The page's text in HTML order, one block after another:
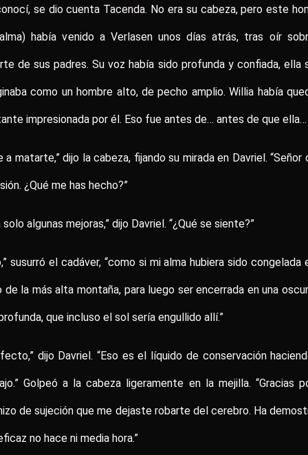
se dio cuenta Tacenda. No era su cabeza, pero este
había venido a Verlasen unos días atrás, tras oír
de sus padres. Su voz había sido profunda y confiada, ella
como un hombre alto, de pecho amplio. Willia había
impresionada por él. Eso fue antes de… antes de que ella…
a matarte,” dijo la cabeza, fijando su mirada en Davriel. “Señor
¿Qué me has hecho?”
solo algunas mejoras,” dijo Davriel. “¿Qué se siente?”
susurró el cadáver, “como si mi alma hubiera sido congelada
de la más alta montaña, para luego ser encerrada en una
que incluso el sol sería engullido allí.”
dijo Davriel. “Eso es el líquido de conservación
Golpeó a la cabeza ligeramente en la mejilla. “Gracias
de sujeción que me dejaste robarte del cerebro. Ha
no hace ni media hora.”